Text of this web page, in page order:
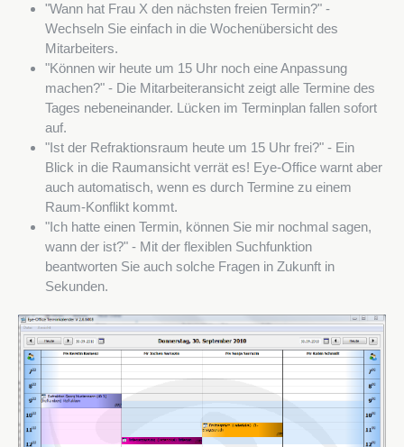
"Wann hat Frau X den nächsten freien Termin?" -
Wechseln Sie einfach in die Wochenübersicht des
Mitarbeiters.
"Können wir heute um 15 Uhr noch eine Anpassung
machen?" - Die Mitarbeiteransicht zeigt alle Termine des
Tages nebeneinander. Lücken im Terminplan fallen sofort
auf.
"Ist der Refraktionsraum heute um 15 Uhr frei?" - Ein
Blick in die Raumansicht verrät es! Eye-Office warnt aber
auch automatisch, wenn es durch Termine zu einem
Raum-Konflikt kommt.
"Ich hatte einen Termin, können Sie mir nochmal sagen,
wann der ist?" - Mit der flexiblen Suchfunktion
beantworten Sie auch solche Fragen in Zukunft in
Sekunden.